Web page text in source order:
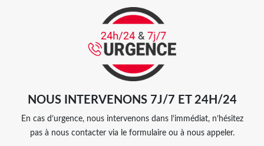
NOUS INTERVENONS 7J/7 ET 24H/24
En cas d’urgence, nous intervenons dans l’immédiat, n’hésitez
pas à nous contacter via le formulaire ou à nous appeler.